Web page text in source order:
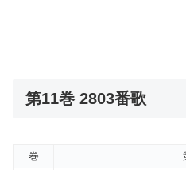
第11巻 2803番歌
巻